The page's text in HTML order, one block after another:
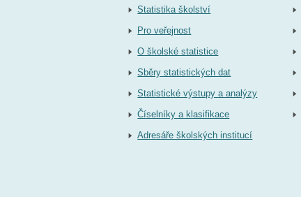
Statistika školství
Pro veřejnost
O školské statistice
Sběry statistických dat
Statistické výstupy a analýzy
Číselníky a klasifikace
Adresáře školských institucí